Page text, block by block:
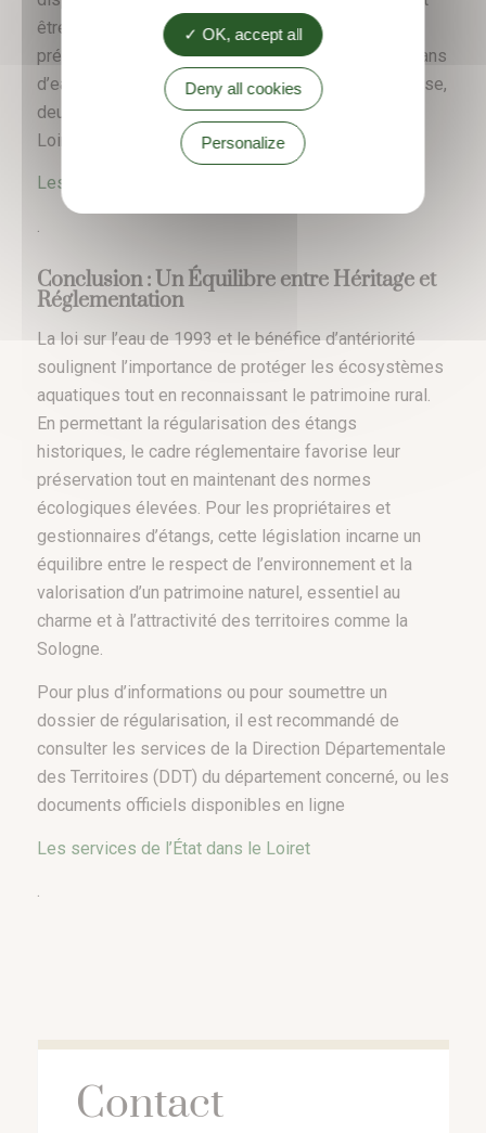
être demandé. Ces mesures visent à concilier la
préservation de la biodiversité avec l’usage des plans
d’eau pour des activités comme la pêche et la chasse,
deux pratiques essentielles en Sologne et dans le
Loiret​
Les services de l’État en Loir-et-Cher
Conclusion : Un Équilibre entre Héritage et
Réglementation
La loi sur l’eau de 1993 et ​​le bénéfice d’antériorité
soulignent l’importance de protéger les écosystèmes
aquatiques tout en reconnaissant le patrimoine rural.
En permettant la régularisation des étangs
historiques, le cadre réglementaire favorise leur
préservation tout en maintenant des normes
écologiques élevées. Pour les propriétaires et
gestionnaires d’étangs, cette législation incarne un
équilibre entre le respect de l’environnement et la
valorisation d’un patrimoine naturel, essentiel au
charme et à l’attractivité des territoires comme la
Sologne.
Pour plus d’informations ou pour soumettre un
dossier de régularisation, il est recommandé de
consulter les services de la Direction Départementale
des Territoires (DDT) du département concerné, ou les
documents officiels disponibles en ligne​
Les services de l’État dans le Loiret
.
Contact
OK, accept all
Deny all cookies
Personalize